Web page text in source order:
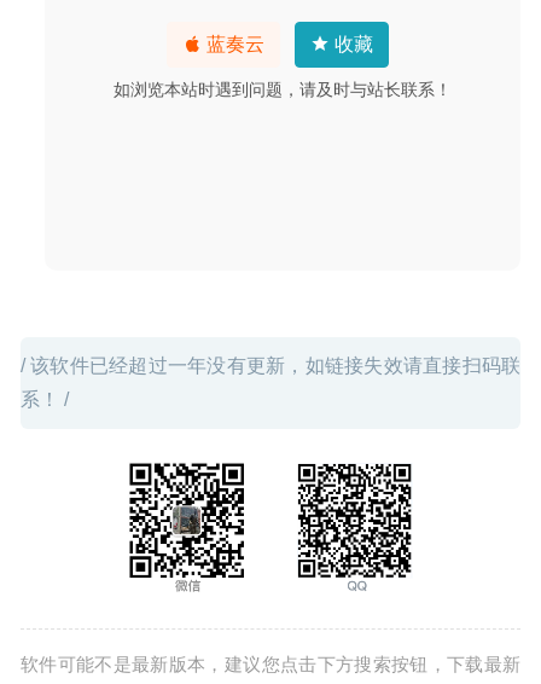
蓝奏云 收藏
如浏览本站时遇到问题，请及时与站长联系！
/ 该软件已经超过一年没有更新，如链接失效请直接扫码联
系！ /
软件可能不是最新版本，建议您点击下方搜索按钮，下载最新
Go2Shell 2.5 for Mac中文版-快速打开当前目录的Shell神器
2020-03-12